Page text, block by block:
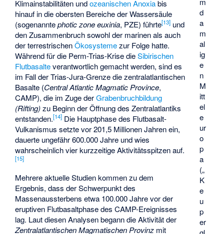
d
a
m
al
ig
e
n
M
itt
el
e
ur
o
p
a
(„
K
e
u
p
er
Klimainstabilitäten undozeanischen Anoxiabis
hinauf in die obersten Bereiche der Wassersäule
(sogenanntephotic zone euxinia, PZE) führte[13] und
den Zusammenbruch sowohl der marinen als auch
der terrestrischenÖkosystemezur Folge hatte.
Während für die Perm-Trias-Krise dieSibirischen
Flutbasalteverantwortlich gemacht werden, sind es
im Fall der Trias-Jura-Grenze die zentralatlantischen
Basalte (Central Atlantic Magmatic Province,
CAMP), die im Zuge derGrabenbruchbildung
(Rifting)zu Beginn der Öffnung des Zentralatlantiks
entstanden.[14] Die Hauptphase des Flutbasalt-
Vulkanismus setzte vor 201,5 Millionen Jahren ein,
dauerte ungefähr 600.000 Jahre und wies
wahrscheinlich vier kurzzeitige Aktivitätsspitzen auf.
[15]
Mehrere aktuelle Studien kommen zu dem
Ergebnis, dass der Schwerpunkt des
Massenaussterbens etwa 100.000 Jahre vor der
eruptiven Flutbasaltphase des CAMP-Ereignisses
lag. Laut diesen Analysen begann die Aktivität der
Zentralatlantischen Magmatischen Provinz mit